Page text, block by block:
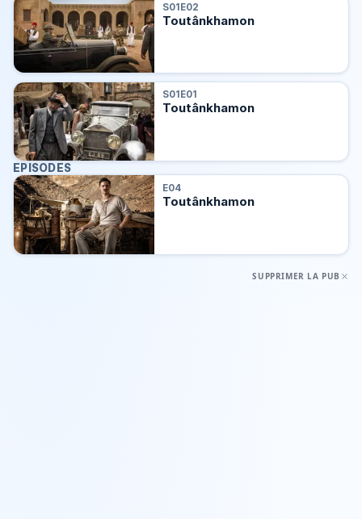
S01E02
Toutânkhamon
S01E01
Toutânkhamon
EPISODES
E04
Toutânkhamon
SUPPRIMER LA PUB